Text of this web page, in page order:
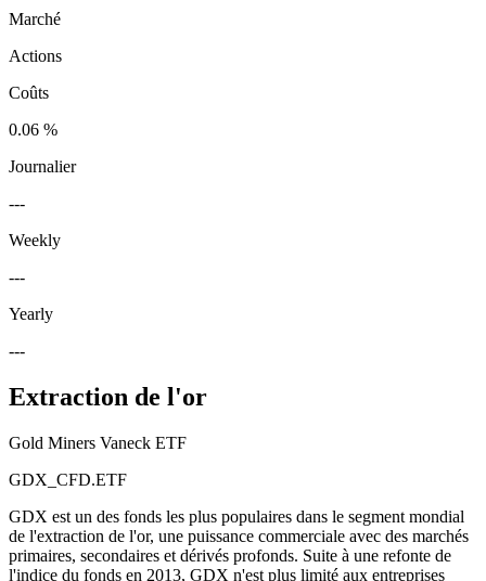
Marché
Actions
Coûts
0.06 %
Journalier
---
Weekly
---
Yearly
---
Extraction de l'or
Gold Miners Vaneck ETF
GDX_CFD.ETF
GDX est un des fonds les plus populaires dans le segment mondial
de l'extraction de l'or, une puissance commerciale avec des marchés
primaires, secondaires et dérivés profonds. Suite à une refonte de
l'indice du fonds en 2013, GDX n'est plus limité aux entreprises